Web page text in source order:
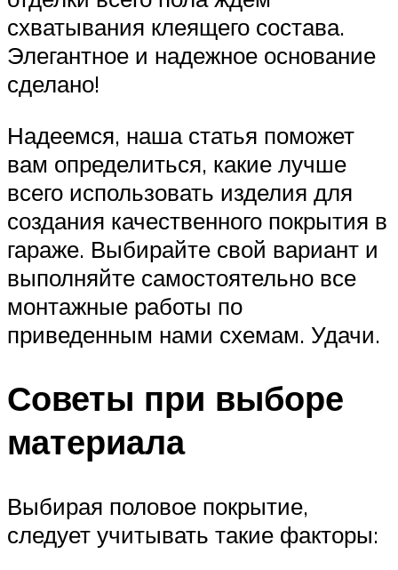
схватывания клеящего состава.
Элегантное и надежное основание
сделано!
Надеемся, наша статья поможет
вам определиться, какие лучше
всего использовать изделия для
создания качественного покрытия в
гараже. Выбирайте свой вариант и
выполняйте самостоятельно все
монтажные работы по
приведенным нами схемам. Удачи.
Советы при выборе
материала
Выбирая половое покрытие,
следует учитывать такие факторы: